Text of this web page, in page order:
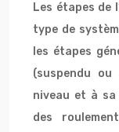
Les étapes
type de
les étapes
(suspendu
niveau et à
des